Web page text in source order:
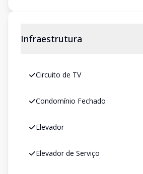
Infraestrutura
Circuito de TV
Condomínio Fechado
Elevador
Elevador de Serviço